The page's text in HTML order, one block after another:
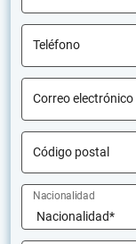
Teléfono
Correo electrónico
Código postal
Nacionalidad